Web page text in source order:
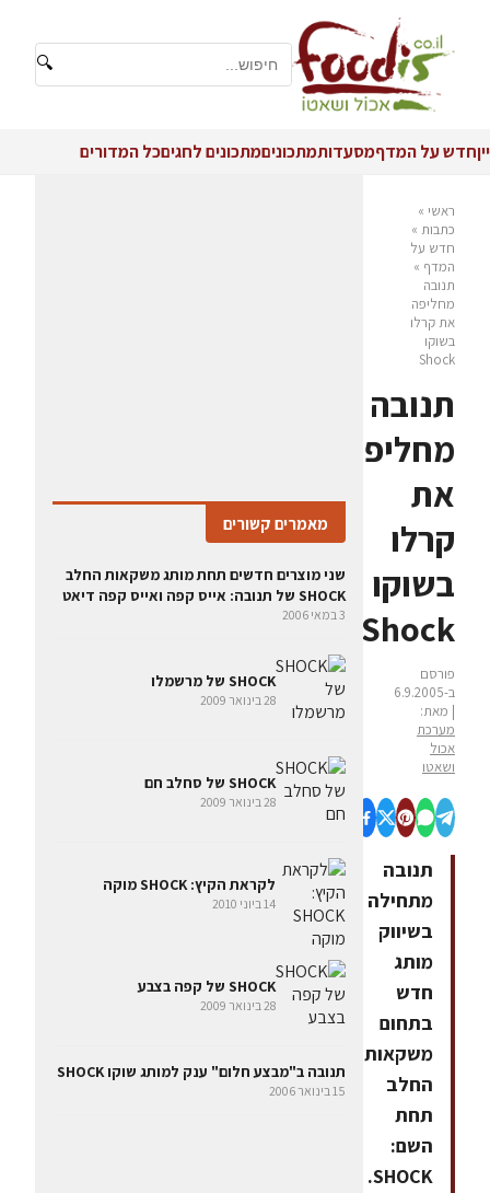
🔍
ייןחדש על המדףמסעדותמתכוניםמתכונים לחגיםכל המדורים
ראשי »
כתבות »
חדש על
המדף »
תנובה
מחליפה
את קרלו
בשוקו
Shock
תנובה
מחליפה
את
קרלו
בשוקו
Shock
פורסם
ב-6.9.2005
| מאת:
מערכת
אכול
ושאטו
תנובה
מתחילה
בשיווק
מותג
חדש
בתחום
משקאות
החלב
תחת
השם:
SHOCK.
מאמרים קשורים
שני מוצרים חדשים תחת מותג משקאות החלב
SHOCK של תנובה: אייס קפה ואייס קפה דיאט
3 במאי 2006
SHOCK של מרשמלו
28 בינואר 2009
SHOCK של סחלב חם
28 בינואר 2009
לקראת הקיץ: SHOCK מוקה
14 ביוני 2010
SHOCK של קפה בצבע
28 בינואר 2009
תנובה ב"מבצע חלום" ענק למותג שוקו SHOCK
15 בינואר 2006